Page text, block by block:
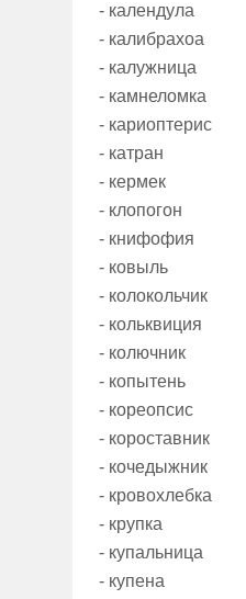
- календула
- калибрахоа
- калужница
- камнеломка
- кариоптерис
- катран
- кермек
- клопогон
- книфофия
- ковыль
- колокольчик
- кольквиция
- колючник
- копытень
- кореопсис
- короставник
- кочедыжник
- кровохлебка
- крупка
- купальница
- купена